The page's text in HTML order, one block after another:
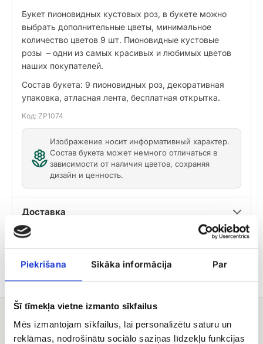
Piekrišana Sīkāka informācija Par
Šī tīmekļa vietne izmanto sīkfailus
Mēs izmantojam sīkfailus, lai personalizētu saturu un
reklāmas, nodrošinātu sociālo saziņas līdzekļu funkcijas
Букет пионовидных кустовых роз, в букете можно
выбрать дополнительные цветы, минимальное
количество цветов 9 шт. Пионовидные кустовые
розы – одни из самых красивых и любимых цветов
наших покупателей.
Состав букета: 9 пионовидных роз, декоративная
упаковка, атласная лента, бесплатная открытка.
Kод: ZP1074
Изображение носит информативный характер.
Состав букета может немного отличаться в
зависимости от наличия цветов, сохраняя
дизайн и ценность.
Доставка
Советы по уходу
Вам может понравиться